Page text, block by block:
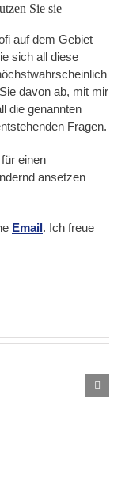
Sie sie
auf dem Gebiet
sich all diese
davon ab, mit mir
die genannten
Fragen.
einen
ansetzen
Email. Ich freue